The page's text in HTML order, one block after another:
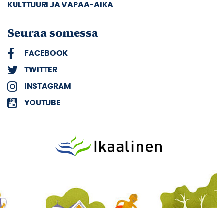
KULTTUURI JA VAPAA-AIKA
Seuraa somessa
FACEBOOK
TWITTER
INSTAGRAM
YOUTUBE